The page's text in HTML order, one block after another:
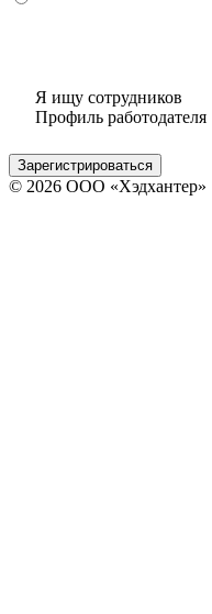
Я ищу сотрудников
Профиль работодателя
Зарегистрироваться
© 2026 ООО «Хэдхантер»